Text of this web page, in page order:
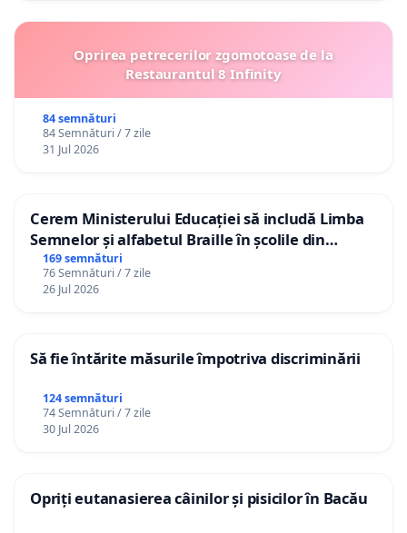
Oprirea petrecerilor zgomotoase de la
Restaurantul 8 Infinity
84 semnături
84 Semnături / 7 zile
31 Jul 2026
Cerem Ministerului Educației să includă Limba
Semnelor și alfabetul Braille în școlile din
Republica Moldova!
169 semnături
76 Semnături / 7 zile
26 Jul 2026
Să fie întărite măsurile împotriva discriminării
124 semnături
74 Semnături / 7 zile
30 Jul 2026
Opriți eutanasierea câinilor și pisicilor în Bacău